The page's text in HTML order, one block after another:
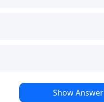
Show Answer